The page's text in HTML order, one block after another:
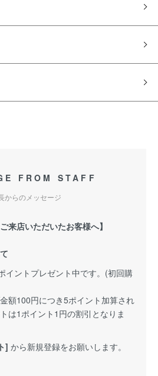
FROM STAFF
からのメッセージ
来店いただいたお客様へ】
イントプレゼント中です。(初回購
額100円につき5ポイント加算され
は1ポイント1円の割引となりま
] から新規登録をお願いします。